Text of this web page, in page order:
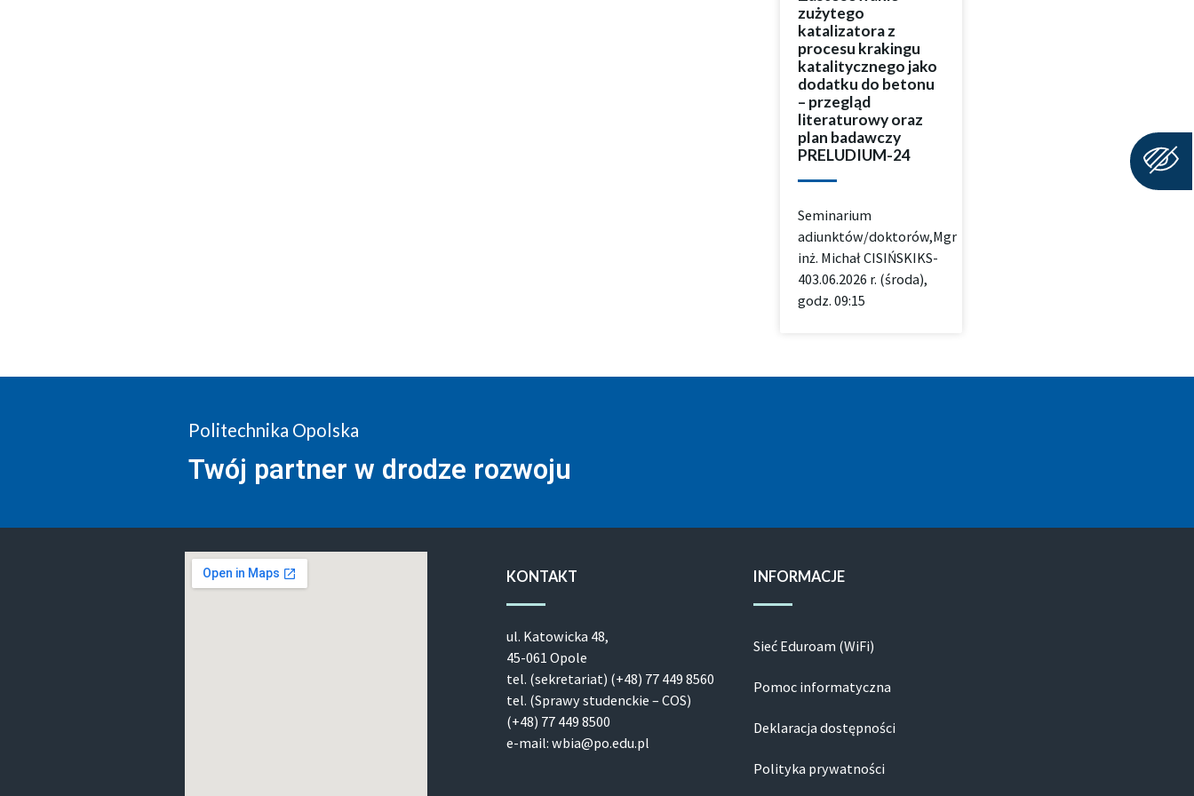
zużytego
katalizatora z
procesu krakingu
katalitycznego jako
dodatku do betonu
– przegląd
literaturowy oraz
plan badawczy
PRELUDIUM-24
Seminarium
adiunktów/doktorów,Mgr
inż. Michał CISIŃSKIKS-
403.06.2026 r. (środa),
godz. 09:15
Politechnika Opolska
Twój partner w drodze rozwoju
KONTAKT
ul. Ka­to­wic­ka 48,
45-061 Opole
tel. (sekretariat) (+48) 77 449 8560
tel. (Sprawy studenckie – COS)
(+48) 77 449 8500
e-mail: wbia@po.edu.pl
INFORMACJE
Sieć Eduroam (WiFi)
Pomoc informatyczna
Deklaracja dostępności
Polityka prywatności